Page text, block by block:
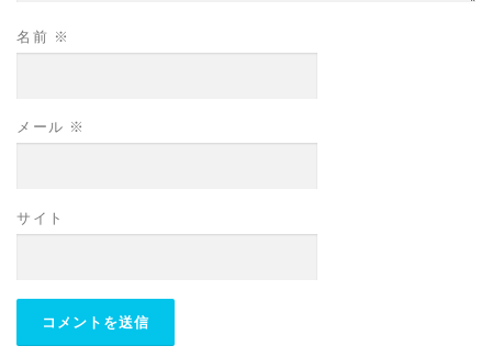
名前 ※
メール ※
サイト